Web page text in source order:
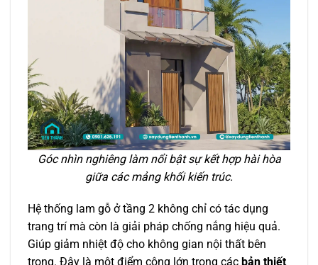
Góc nhìn nghiêng làm nổi bật sự kết hợp hài hòa
giữa các mảng khối kiến trúc.
Hệ thống lam gỗ ở tầng 2 không chỉ có tác dụng
trang trí mà còn là giải pháp chống nắng hiệu quả.
Giúp giảm nhiệt độ cho không gian nội thất bên
trong. Đây là một điểm cộng lớn trong các bản thiết